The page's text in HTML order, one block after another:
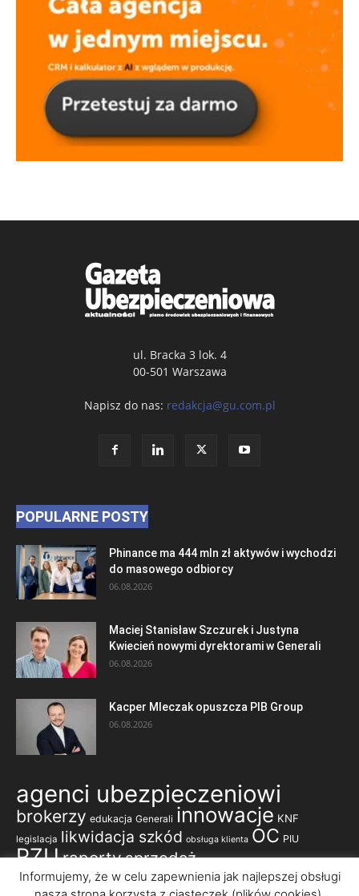
ul. Bracka 3 lok. 4
00-501 Warszawa
Napisz do nas: redakcja@gu.com.pl
POPULARNE POSTY
Phinance ma 444 mln zł aktywów i wychodzi
do masowego odbiorcy
06.08.2026
Maciej Stanisław Szczurek i Justyna
Kwiecień nowymi dyrektorami w Generali
06.08.2026
Kacper Mleczak opuszcza PIB Group
06.08.2026
agenci ubezpieczeniowi
brokerzy edukacja Generali innowacje KNF
legislacja likwidacja szkód obsługa klienta OC PIU
PZUraportysprzedaż
ubezpieczenia komunikacyjne
Informujemy, że w celu zapewnienia jak najlepszej obsługi